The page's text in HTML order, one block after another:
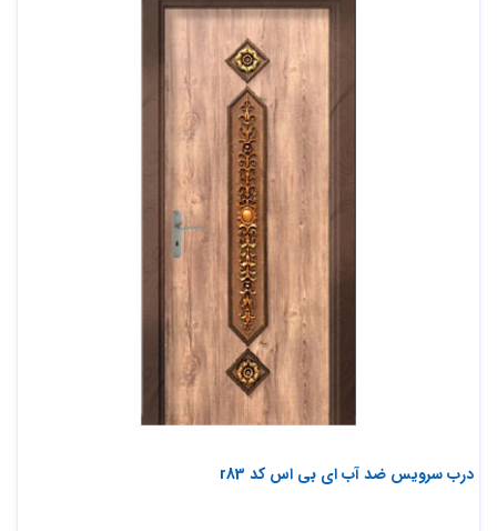
درب سرویس ضد آب ای بی اس کد r83